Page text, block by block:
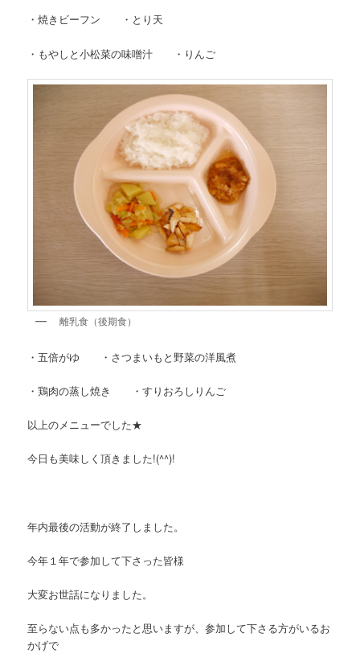
・焼きビーフン ・とり天
・もやしと小松菜の味噌汁 ・りんご
離乳食（後期食）
・五倍がゆ ・さつまいもと野菜の洋風煮
・鶏肉の蒸し焼き ・すりおろしりんご
以上のメニューでした★
今日も美味しく頂きました!(^^)!
年内最後の活動が終了しました。
今年１年で参加して下さった皆様
大変お世話になりました。
至らない点も多かったと思いますが、参加して下さる方がいるお
かげで